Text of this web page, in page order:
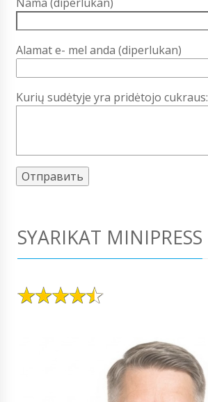
Nama (diperlukan)
Alamat e- mel anda (diperlukan)
Kurių sudėtyje yra pridėtojo cukraus:
SYARIKAT MINIPRESS